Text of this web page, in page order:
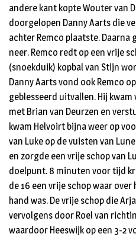
andere kant kopte Wouter van
doorgelopen Danny Aarts die
achter Remco plaatste. Daarna
neer. Remco redt op een vrije
(snoekduik) kopbal van Stijn
Danny Aarts vond ook Remco
geblesseerd uitvallen. Hij
met Brian van Deurzen en
kwam Helvoirt bijna weer op
van Luke op de vuisten van
en zorgde een vrije schop van
doelpunt. 8 minuten voor tijd
de 16 een vrije schop waar
hand was. De vrije schop die
vervolgens door Roel van
waardoor Heeswijk op een 3-2